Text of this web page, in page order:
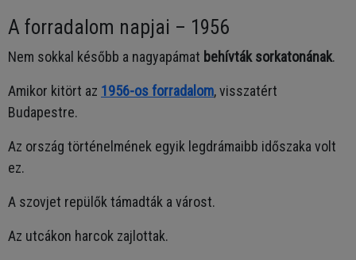
A forradalom napjai – 1956
Nem sokkal később a nagyapámat behívták sorkatonának.
Amikor kitört az 1956-os forradalom, visszatért
Budapestre.
Az ország történelmének egyik legdrámaibb időszaka volt
ez.
A szovjet repülők támadták a várost.
Az utcákon harcok zajlottak.